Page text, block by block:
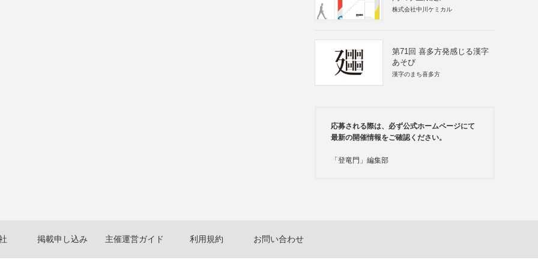
株式会社中川ケミカル
第71回 喜多方発感じる漢字
あそび
漢字のまち喜多方
応募される際は、必ず公式ホームページにて
最新の開催情報をご確認ください。
「登竜門」編集部
掲載申し込み 主催運営ガイド 利用規約 お問い合わせ